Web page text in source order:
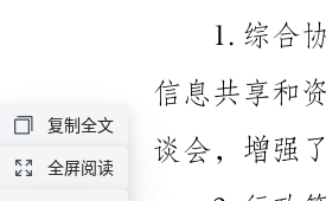
了更加周到的后勤服务。
复制全文
全屏阅读